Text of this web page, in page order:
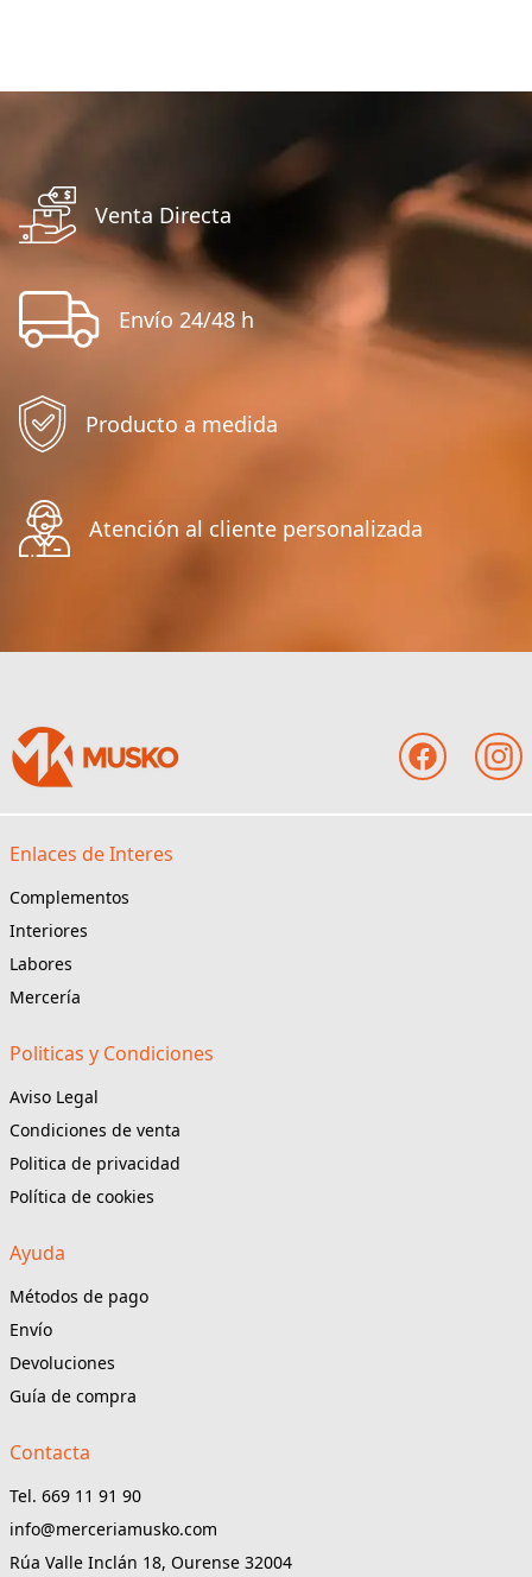
Venta Directa
Envío 24/48 h
Producto a medida
Atención al cliente personalizada
Enlaces de Interes
Complementos
Interiores
Labores
Mercería
Politicas y Condiciones
Aviso Legal
Condiciones de venta
Politica de privacidad
Política de cookies
Ayuda
Métodos de pago
Envío
Devoluciones
Guía de compra
Contacta
Tel. 669 11 91 90
info@merceriamusko.com
Rúa Valle Inclán 18, Ourense 32004